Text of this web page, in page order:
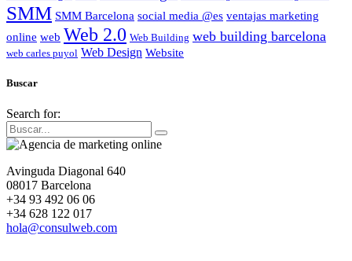
SMM SMM Barcelona social media @es ventajas marketing
online web Web 2.0 Web Building web building barcelona
web carles puyol Web Design Website
Buscar
Search for:
Avinguda Diagonal 640
08017 Barcelona
+34 93 492 06 06
+34 628 122 017
hola@consulweb.com